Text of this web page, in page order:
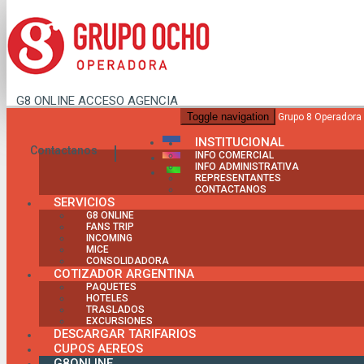
G8 ONLINE ACCESO AGENCIA
Contactanos
Toggle navigation Grupo 8 Operadora
INSTITUCIONAL
INFO COMERCIAL
INFO ADMINISTRATIVA
REPRESENTANTES
CONTACTANOS
SERVICIOS
G8 ONLINE
FANS TRIP
INCOMING
MICE
CONSOLIDADORA
COTIZADOR ARGENTINA
PAQUETES
HOTELES
TRASLADOS
EXCURSIONES
DESCARGAR TARIFARIOS
CUPOS AEREOS
Tarifario de
Procesando...
30% Complete